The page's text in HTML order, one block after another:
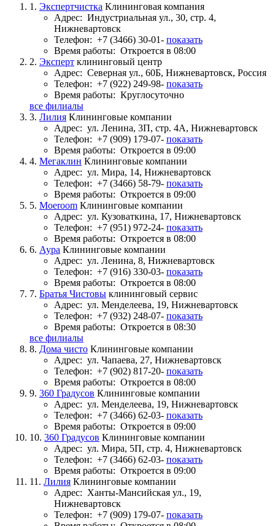
1. Экспертчистка Клининговая компания
Адрес: Индустриальная ул., 30, стр. 4,
Нижневартовск
Телефон: +7 (3466) 30-01- показать
Время работы: Откроется в 08:00
2. Эксперт клининговый центр
Адрес: Северная ул., 60Б, Нижневартовск, Россия
Телефон: +7 (922) 249-98- показать
Время работы: Круглосуточно
все филиалы
3. Лилия Клининговые компании
Адрес: ул. Ленина, 3П, стр. 4А, Нижневартовск
Телефон: +7 (909) 179-07- показать
Время работы: Откроется в 09:00
4. Мегаклин Клининговые компании
Адрес: ул. Мира, 14, Нижневартовск
Телефон: +7 (3466) 58-79- показать
Время работы: Откроется в 09:00
5. Moeroom Клининговые компании
Адрес: ул. Кузоваткина, 17, Нижневартовск
Телефон: +7 (951) 972-24- показать
Время работы: Откроется в 08:00
6. Аура Клининговые компании
Адрес: ул. Ленина, 8, Нижневартовск
Телефон: +7 (916) 330-03- показать
Время работы: Откроется в 08:00
7. Братья Чистовы клининговый сервис
Адрес: ул. Менделеева, 19, Нижневартовск
Телефон: +7 (932) 248-07- показать
Время работы: Откроется в 08:30
все филиалы
8. Дома чисто Клининговые компании
Адрес: ул. Чапаева, 27, Нижневартовск
Телефон: +7 (902) 817-20- показать
Время работы: Откроется в 08:00
9. 360 Градусов Клининговые компании
Адрес: ул. Менделеева, 19, Нижневартовск
Телефон: +7 (3466) 62-03- показать
Время работы: Откроется в 09:00
10. 360 Градусов Клининговые компании
Адрес: ул. Мира, 5П, стр. 4, Нижневартовск
Телефон: +7 (3466) 62-03- показать
Время работы: Откроется в 09:00
11. Лилия Клининговые компании
Адрес: Ханты-Мансийская ул., 19,
Нижневартовск
Телефон: +7 (909) 179-07- показать